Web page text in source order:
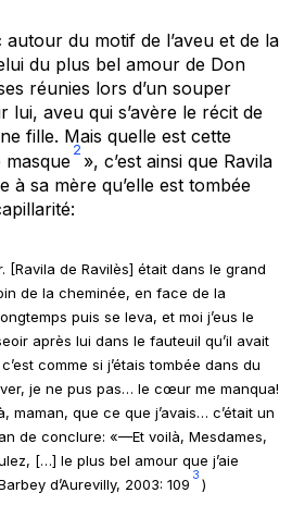
autour du motif de l’aveu et de la
du plus bel amour de Don
réunies lors d’un souper
lui, aveu qui s’avère le récit de
fille. Mais quelle est cette
masque
2
», c’est ainsi que Ravila
à sa mère qu’elle est tombée
[Ravila de Ravilès] était dans le grand
de la cheminée, en face de la
puis se leva, et moi j’eus le
après lui dans le fauteuil qu’il avait
comme si j’étais tombée dans du
je ne pus pas… le cœur me manqua!
maman, que ce que j’avais… c’était un
de conclure: «—Et voilà, Mesdames,
[…] le plus bel amour que j’aie
d’Aurevilly, 2003: 109
3
)